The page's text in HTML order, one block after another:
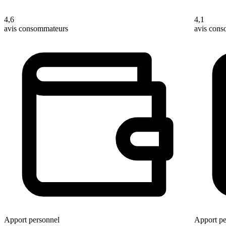
4,6
avis consommateurs
Apport personnel
4,1
avis
Apport